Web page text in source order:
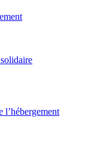
l’hébergement